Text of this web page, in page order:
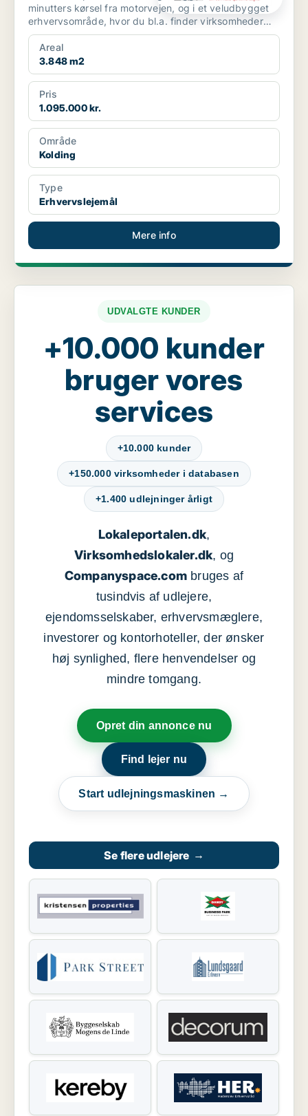
minutters kørsel fra motorvejen, og i et veludbygget
erhvervsområde, hvor du bl.a. finder virksomheder
som David...
Areal
3.848 m2
Pris
1.095.000 kr.
Område
Kolding
Type
Erhvervslejemål
Mere info
UDVALGTE KUNDER
+10.000 kunder
bruger vores
services
+10.000 kunder
+150.000 virksomheder i databasen
+1.400 udlejninger årligt
Lokaleportalen.dk,
Virksomhedslokaler.dk, og
Companyspace.com bruges af
tusindvis af udlejere,
ejendomsselskaber, erhvervsmæglere,
investorer og kontorhoteller, der ønsker
høj synlighed, flere henvendelser og
mindre tomgang.
Opret din annonce nu
Find lejer nu
Start udlejningsmaskinen →
Se flere udlejere →